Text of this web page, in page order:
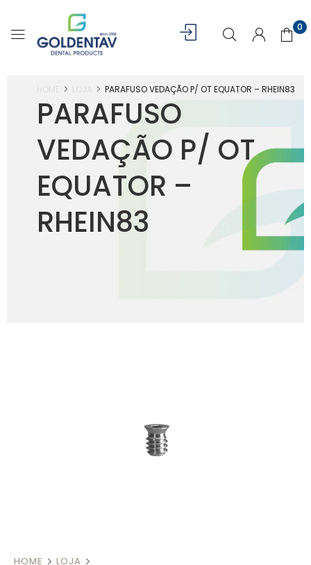
0
PARAFUSO
VEDAÇÃO P/ OT
EQUATOR –
RHEIN83
PARAFUSO VEDAÇÃO P/ OT EQUATOR – RHEIN83
HOME
LOJA